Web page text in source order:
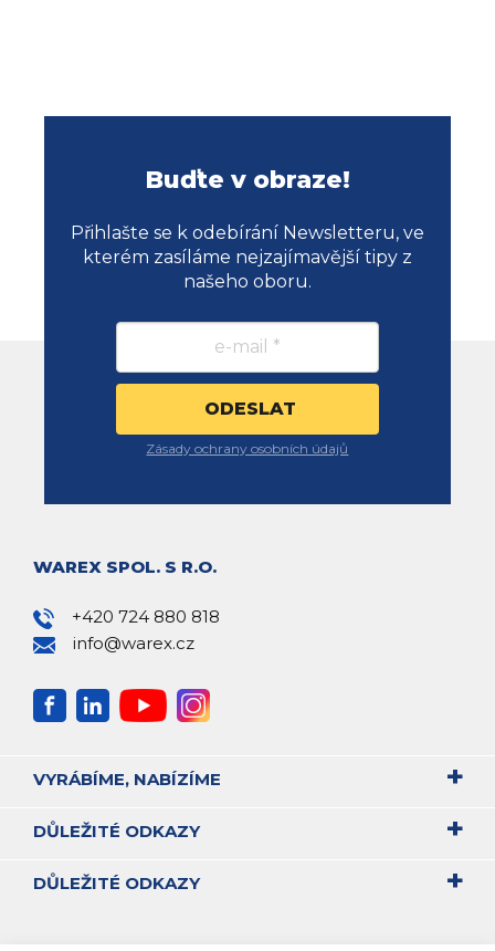
Buďte v obraze!
Přihlašte se k odebírání Newsletteru, ve
kterém zasíláme nejzajímavější tipy z
našeho oboru.
Zásady ochrany osobních údajů
WAREX SPOL. S R.O.
+420 724 880 818
info@warex.cz
VYRÁBÍME, NABÍZÍME
DŮLEŽITÉ ODKAZY
DŮLEŽITÉ ODKAZY